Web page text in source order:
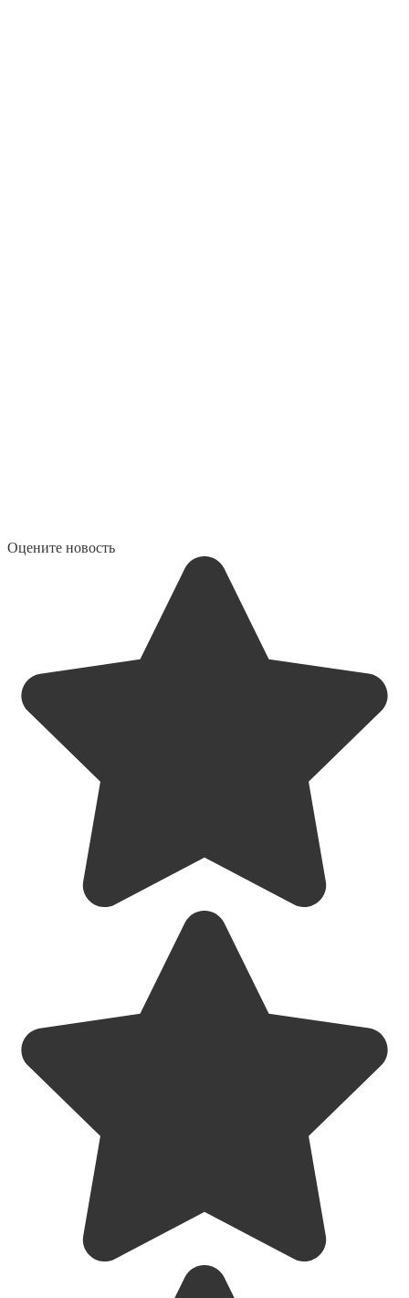
Оцените новость